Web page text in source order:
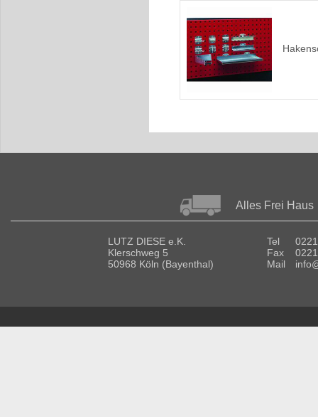
Alles Frei Haus
LUTZ DIESE e.K.
Klerschweg 5
50968 Köln (Bayenthal)
Tel
Fax
Mail